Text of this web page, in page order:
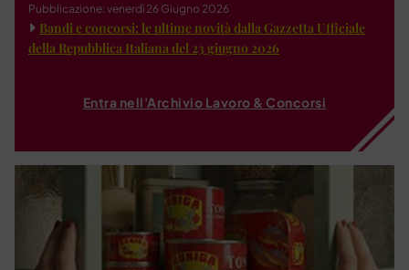
Pubblicazione: venerdì 26 Giugno 2026
Bandi e concorsi: le ultime novità dalla Gazzetta Ufficiale
della Repubblica Italiana del 23 giugno 2026
Entra nell'Archivio Lavoro & Concorsi